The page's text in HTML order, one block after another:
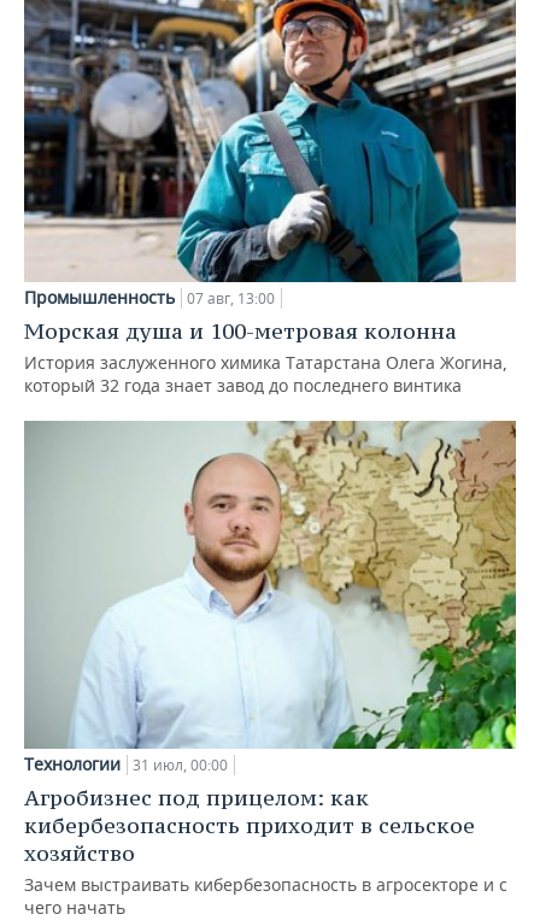
Промышленность 07 авг, 13:00
Морская душа и 100-метровая колонна
История заслуженного химика Татарстана Олега Жогина,
который 32 года знает завод до последнего винтика
Технологии 31 июл, 00:00
Агробизнес под прицелом: как
кибербезопасность приходит в сельское
хозяйство
Зачем выстраивать кибербезопасность в агросекторе и с
чего начать